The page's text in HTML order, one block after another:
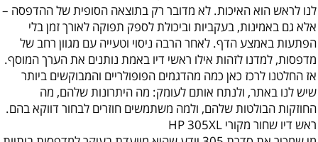
לנו לראש הוא האיכות. לא מדובר רק בתוצאה הסופית של ההדפסה –
אלא גם באמינות, בעקביות וביכולת לספק תפוקה לאורך זמן בלי
הפתעות באמצע הדף. לאחר הרבה ניסוי וטעייה עם מגוון רחב של
מדפסות, למדנו לזהות אילו ראשי דיו באמת נותנים את הערך המוסף.
אז החלטנו לרכז כאן כמה מהדגמים הפופולריים והמבוקשים ביותר
שיש לנו באתר, ולנתח אותם לעומק: מה היתרונות שלהם, מה
החוזקות הבולטות שלהם, ולמה משתמשים חוזרים לבחור דווקא בהם.
ראש דיו שחור מקורי HP 305XL